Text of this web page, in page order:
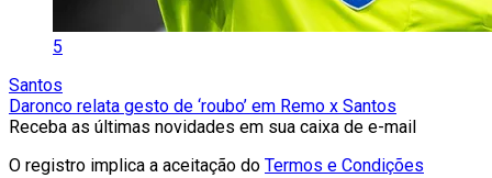
5
Santos
Daronco relata gesto de ‘roubo’ em Remo x Santos
Receba as últimas novidades em sua caixa de e-mail
O registro implica a aceitação do Termos e Condições